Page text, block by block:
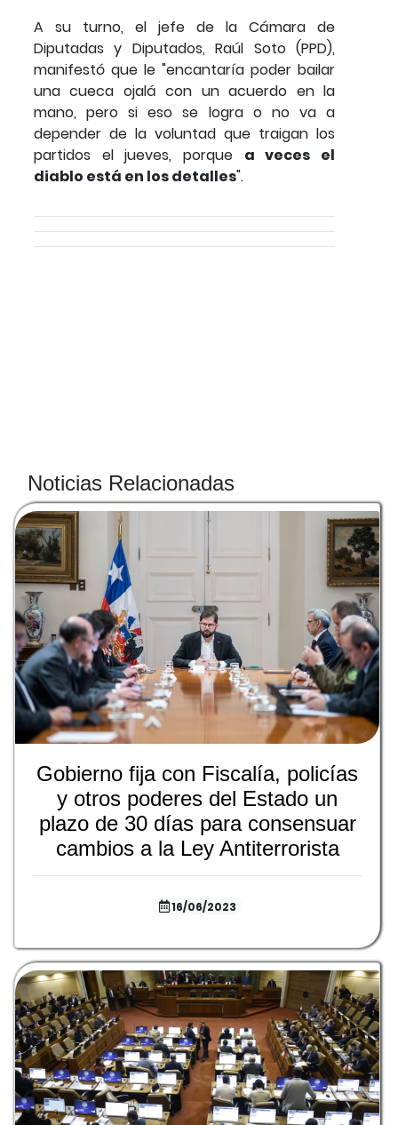
A su turno, el jefe de la Cámara de
Diputadas y Diputados, Raúl Soto (PPD),
manifestó que le "encantaría poder bailar
una cueca ojalá con un acuerdo en la
mano, pero si eso se logra o no va a
depender de la voluntad que traigan los
partidos el jueves, porque a veces el
diablo está en los detalles".
Noticias Relacionadas
Gobierno fija con Fiscalía, policías
y otros poderes del Estado un
plazo de 30 días para consensuar
cambios a la Ley Antiterrorista
16/06/2023